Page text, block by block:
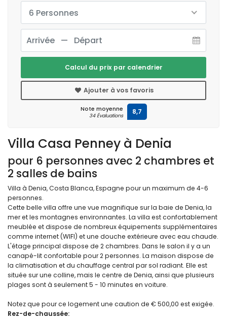
Villa Casa Penney à Denia
pour 6 personnes avec 2 chambres et
2 salles de bains
Villa à Denia, Costa Blanca, Espagne pour un maximum de 4-6
personnes.
Cette belle villa offre une vue magnifique sur la baie de Denia, la
mer et les montagnes environnantes. La villa est confortablement
meublée et dispose de nombreux équipements supplémentaires
comme internet (WIFI) et une douche extérieure avec eau chaude.
L'étage principal dispose de 2 chambres. Dans le salon il y a un
canapé-lit confortable pour 2 personnes. La maison dispose de
la climatisation et du chauffage central par sol radiant. Elle est
située sur une colline, mais le centre de Denia, ainsi que plusieurs
plages sont à seulement 5 - 10 minutes en voiture.
Notez que pour ce logement une caution de € 500,00 est exigée.
Rez-de-chaussée:
6 Personnes
Calcul du prix par calendrier
Ajouter à vos favoris
Note moyenne
34 Évaluations 8,7